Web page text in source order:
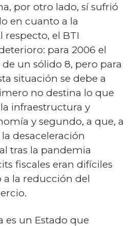
por otro lado, sí sufrió
en cuanto a la
respecto, el BTI
para 2006 el
un sólido 8, pero para
situación se debe a
no destina lo que
infraestructura y
y segundo, a que, a
desaceleración
tras la pandemia
fiscales eran difíciles
a la reducción del
es un Estado que